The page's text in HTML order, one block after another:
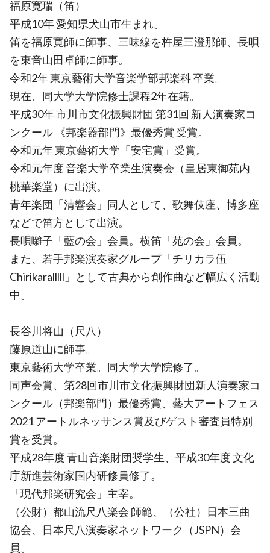
福原寛瑞（笛）
平成10年 愛知県犬山市生まれ。
笛を福原寛師に師事、三味線を杵屋三澄那師、長唄
を東音山田卓師に師事。
令和2年 東京藝術大学音楽学部邦楽科 卒業。
現在、同大学大学院修士課程2年在籍。
平成30年 市川市文化振興財団 第31回 新人演奏家コ
ンクール 《邦楽器部門》最優秀賞 受賞。
令和元年 東京藝術大学「安宅賞」受賞。
令和元年度 音楽大学卒業生演奏会（皇居東御苑内
桃華楽堂）に出演。
青年楽団「清響会」同人として、歌舞伎座、博多座
などで笛方として出演。
長唄囃子「藍の会」会員。横笛「苑の会」会員。
また、若手邦楽演奏家グループ「チリカラ伍
Chirikaralllll」として古典から創作曲など幅広く活動
中。
長谷川将山（尺八）
藤原道山に師事。
東京藝術大学卒業。同大学大学院修了。
同声会賞、第28回市川市文化振興財団新人演奏家コ
ンクール（邦楽部門）最優秀賞、藝大アートフェス
2021 アートルネッサンス賞及びゲスト審査員特別
賞を受賞。
平成28年度 青山音楽財団奨学生、平成30年度 文化
庁新進芸術家国内研修員修了。
「現代邦楽研究会」主宰。
（公財）都山流尺八楽会 師範、（公社）日本三曲
協会、日本尺八演奏家ネットワーク（JSPN）会
員。